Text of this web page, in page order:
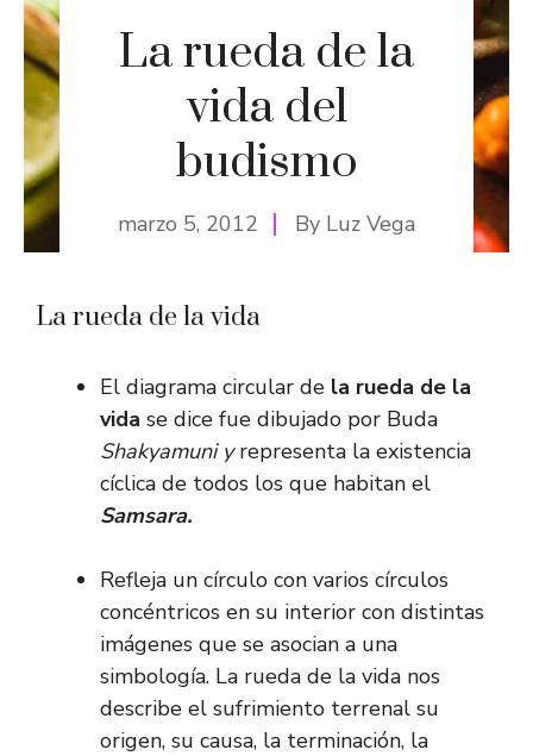
La rueda de la
vida del
budismo
marzo 5, 2012 By Luz Vega
La rueda de la vida
El diagrama circular de la rueda de la
vida se dice fue dibujado por Buda
Shakyamuni yrepresenta la existencia
cíclica de todos los que habitan el
Samsara.
Refleja un círculo con varios círculos
concéntricos en su interior con distintas
imágenes que se asocian a una
simbología. La rueda de la vida nos
describe el sufrimiento terrenal su
origen, su causa, la terminación, la